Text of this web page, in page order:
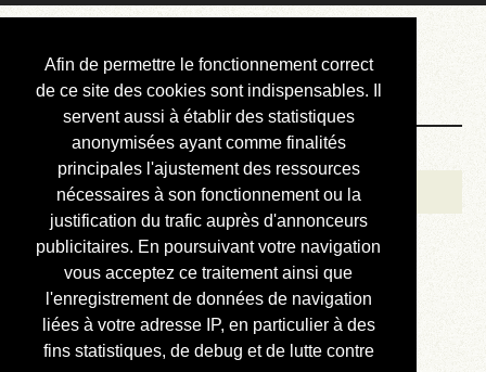
Afin de permettre le fonctionnement correct
de ce site des cookies sont indispensables. Il
servent aussi à établir des statistiques
anonymisées ayant comme finalités
principales l'ajustement des ressources
nécessaires à son fonctionnement ou la
justification du trafic auprès d'annonceurs
publicitaires. En poursuivant votre navigation
vous acceptez ce traitement ainsi que
l'enregistrement de données de navigation
liées à votre adresse IP, en particulier à des
fins statistiques, de debug et de lutte contre
Courbis, « LE »
Blog Officiel
Bienvenue
Réalisations
Divers (et d’été)
Annonces
Liens externes
Téléchargement